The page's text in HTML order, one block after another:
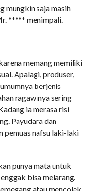
mungkin saja masih
***** menimpali.
memang memiliki
Apalagi, produser,
berjenis
ragawinya sering
ia merasa risi
Payudara dan
pemuas nafsu laki-laki
punya mata untuk
bisa melarang.
atau mencolek